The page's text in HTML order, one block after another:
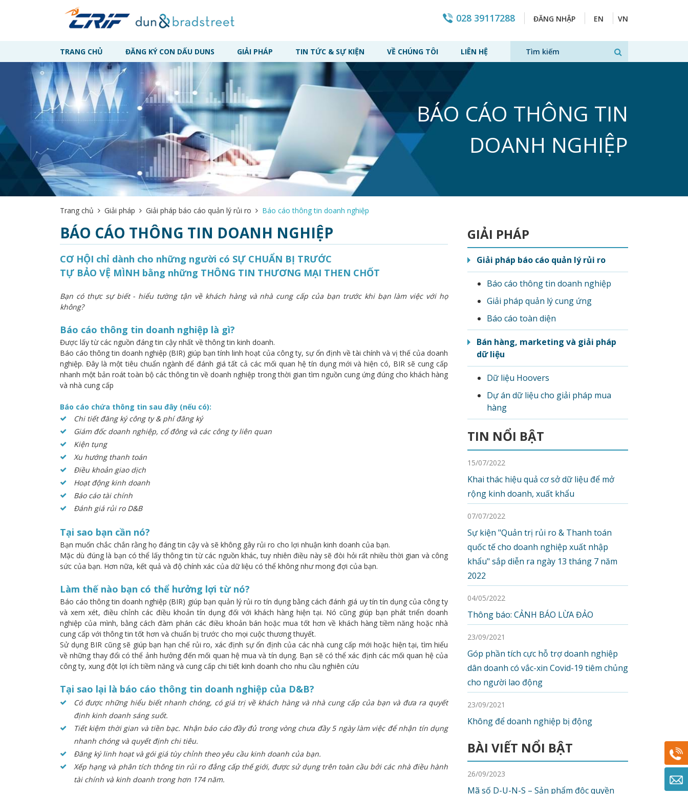
028 39117288 ĐĂNG NHẬP EN VN
TRANG CHỦ ĐĂNG KÝ CON DẤU DUNS GIẢI PHÁP TIN TỨC & SỰ KIỆN VỀ CHÚNG TÔI LIÊN HỆ
BÁO CÁO THÔNG TIN
DOANH NGHIỆP
Trang chủ Giải pháp Giải pháp báo cáo quản lý rủi ro Báo cáo thông tin doanh nghiệp
BÁO CÁO THÔNG TIN DOANH NGHIỆP
CƠ HỘI chỉ dành cho những người có SỰ CHUẨN BỊ TRƯỚC
TỰ BẢO VỆ MÌNH bằng những THÔNG TIN THƯƠNG MẠI THEN CHỐT
Bạn có thực sự biết - hiểu tường tận về khách hàng và nhà cung cấp của bạn trước khi bạn làm việc với họ
không?
Báo cáo thông tin doanh nghiệp là gì?
Được lấy từ các nguồn đáng tin cậy nhất về thông tin kinh doanh.
Báo cáo thông tin doanh nghiệp (BIR) giúp bạn tính linh hoạt của công ty, sự ổn định về tài chính và vị thế của doanh
nghiệp. Đây là một tiêu chuẩn ngành để đánh giá tất cả các mối quan hệ tín dụng mới và hiện có, BIR sẽ cung cấp
nhanh một bản roát toàn bộ các thông tin về doanh nghiệp trong thời gian tìm nguồn cung ứng đúng cho khách hàng
và nhà cung cấp
Báo cáo chứa thông tin sau đây (nếu có):
Chi tiết đăng ký công ty & phí đăng ký
Giám đốc doanh nghiệp, cổ đông và các công ty liên quan
Kiện tụng
Xu hướng thanh toán
Điều khoản giao dịch
Hoạt động kinh doanh
Báo cáo tài chính
Đánh giá rủi ro D&B
Tại sao bạn cần nó?
Bạn muốn chắc chắn rằng họ đáng tin cậy và sẽ không gây rủi ro cho lợi nhuận kinh doanh của bạn.
Mặc dù đúng là bạn có thể lấy thông tin từ các nguồn khác, tuy nhiên điều này sẽ đòi hỏi rất nhiều thời gian và công
sức của bạn. Hơn nữa, kết quả và độ chính xác của dữ liệu có thể không như mong đợi của bạn.
Làm thế nào bạn có thể hưởng lợi từ nó?
Báo cáo thông tin doanh nghiệp (BIR) giúp bạn quản lý rủi ro tín dụng bằng cách đánh giá uy tín tín dụng của công ty
và xem xét, điều chỉnh các điều khoản tín dụng đối với khách hàng hiện tại. Nó cũng giúp bạn phát triển doanh
nghiệp của mình, bằng cách đàm phán các điều khoản bán hoặc mua tốt hơn về khách hàng tiềm năng hoặc nhà
cung cấp với thông tin tốt hơn và chuẩn bị trước cho mọi cuộc thương thuyết.
Sử dụng BIR cũng sẽ giúp bạn hạn chế rủi ro, xác định sự ổn định của các nhà cung cấp mới hoặc hiện tại, tìm hiểu
về những thay đổi có thể ảnh hưởng đến mối quan hệ mua và tín dụng. Bạn sẽ có thể xác định các mối quan hệ của
công ty, xung đột lợi ích tiềm năng và cung cấp chi tiết kinh doanh cho nhu cầu nghiên cứu
Tại sao lại là báo cáo thông tin doanh nghiệp của D&B?
Có được những hiểu biết nhanh chóng, có giá trị về khách hàng và nhà cung cấp của bạn và đưa ra quyết
định kinh doanh sáng suốt.
Tiết kiệm thời gian và tiền bạc. Nhận báo cáo đầy đủ trong vòng chưa đầy 5 ngày làm việc để nhận tín dụng
nhanh chóng và quyết định chi tiêu.
Đăng ký linh hoạt và gói giá tùy chỉnh theo yêu cầu kinh doanh của bạn.
Xếp hạng và phân tích thông tin rủi ro đẳng cấp thế giới, được sử dụng trên toàn cầu bởi các nhà điều hành
tài chính và kinh doanh trong hơn 174 năm.
GIẢI PHÁP
Giải pháp báo cáo quản lý rủi ro
Báo cáo thông tin doanh nghiệp
Giải pháp quản lý cung ứng
Báo cáo toàn diện
Bán hàng, marketing và giải pháp
dữ liệu
Dữ liệu Hoovers
Dự án dữ liệu cho giải pháp mua
hàng
TIN NỔI BẬT
15/07/2022
Khai thác hiệu quả cơ sở dữ liệu để mở
rộng kinh doanh, xuất khẩu
07/07/2022
Sự kiện "Quản trị rủi ro & Thanh toán
quốc tế cho doanh nghiệp xuất nhập
khẩu" sắp diễn ra ngày 13 tháng 7 năm
2022
04/05/2022
Thông báo: CẢNH BÁO LỪA ĐẢO
23/09/2021
Góp phần tích cực hỗ trợ doanh nghiệp
dân doanh có vắc-xin Covid-19 tiêm chủng
cho người lao động
23/09/2021
Không để doanh nghiệp bị động
BÀI VIẾT NỔI BẬT
26/09/2023
Mã số D-U-N-S – Sản phẩm độc quyền